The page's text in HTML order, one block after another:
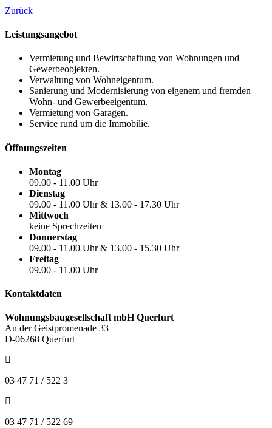
Zurück
Leistungsangebot
Vermietung und Bewirtschaftung von Wohnungen und
Gewerbeobjekten.
Verwaltung von Wohneigentum.
Sanierung und Modernisierung von eigenem und fremden
Wohn- und Gewerbeeigentum.
Vermietung von Garagen.
Service rund um die Immobilie.
Öffnungszeiten
Montag
09.00 - 11.00 Uhr
Dienstag
09.00 - 11.00 Uhr & 13.00 - 17.30 Uhr
Mittwoch
keine Sprechzeiten
Donnerstag
09.00 - 11.00 Uhr & 13.00 - 15.30 Uhr
Freitag
09.00 - 11.00 Uhr
Kontaktdaten
Wohnungsbaugesellschaft mbH Querfurt
An der Geistpromenade 33
D-06268 Querfurt
03 47 71 / 522 3
03 47 71 / 522 69